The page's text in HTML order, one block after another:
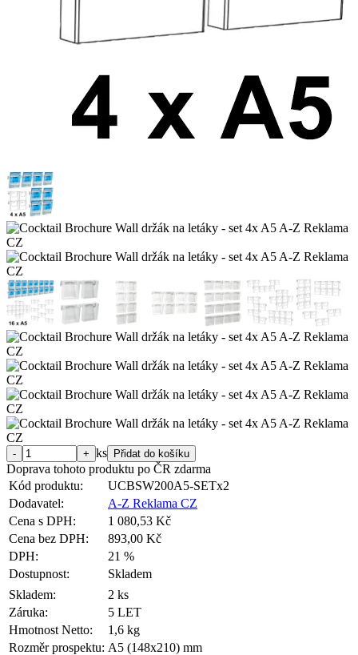
ks
Doprava tohoto produktu po ČR zdarma
Kód produktu:
UCBSW200A5-SETx2
Dodavatel:
A-Z Reklama CZ
Cena s DPH:
1 080,53 Kč
Cena bez DPH:
893,00 Kč
DPH:
21 %
Dostupnost:
Skladem
Skladem:
2 ks
Záruka:
5 LET
Hmotnost Netto:
1,6 kg
Rozměr prospektu: A5 (148x210) mm